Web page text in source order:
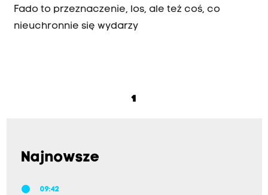
Fado to przeznaczenie, los, ale też coś, co
nieuchronnie się wydarzy
1
Najnowsze
09:42